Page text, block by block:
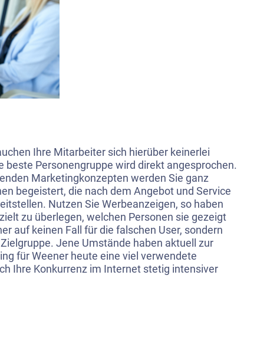
Ihre Mitarbeiter sich hierüber keinerlei
beste Personengruppe wird direkt angesprochen.
Marketingkonzepten werden Sie ganz
begeistert, die nach dem Angebot und Service
Nutzen Sie Werbeanzeigen, so haben
zu überlegen, welchen Personen sie gezeigt
auf keinen Fall für die falschen User, sondern
Jene Umstände haben aktuell zur
für Weener heute eine viel verwendete
Ihre Konkurrenz im Internet stetig intensiver